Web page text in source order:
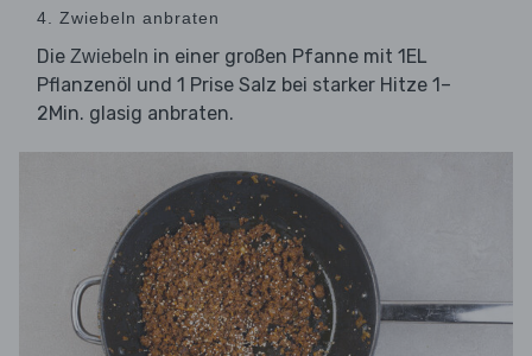
4. Zwiebeln anbraten
Die Zwiebeln in einer großen Pfanne mit 1EL
Pflanzenöl und 1 Prise Salz bei starker Hitze 1–
2Min. glasig anbraten.